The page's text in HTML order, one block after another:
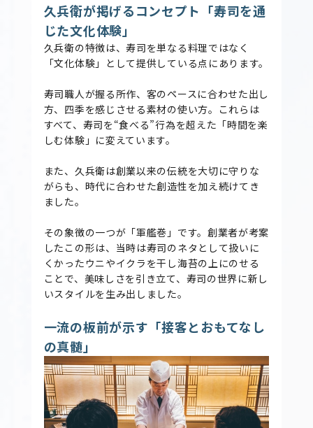
久兵衛が掲げるコンセプト「寿司を通
じた文化体験」
久兵衛の特徴は、寿司を単なる料理ではなく
「文化体験」として提供している点にあります。
寿司職人が握る所作、客のペースに合わせた出し
方、四季を感じさせる素材の使い方。これらは
すべて、寿司を“食べる”行為を超えた「時間を楽
しむ体験」に変えています。
また、久兵衛は創業以来の伝統を大切に守りな
がらも、時代に合わせた創造性を加え続けてき
ました。
その象徴の一つが「軍艦巻」です。創業者が考案
したこの形は、当時は寿司のネタとして扱いに
くかったウニやイクラを干し海苔の上にのせる
ことで、美味しさを引き立て、寿司の世界に新し
いスタイルを生み出しました。
一流の板前が示す「接客とおもてなし
の真髄」